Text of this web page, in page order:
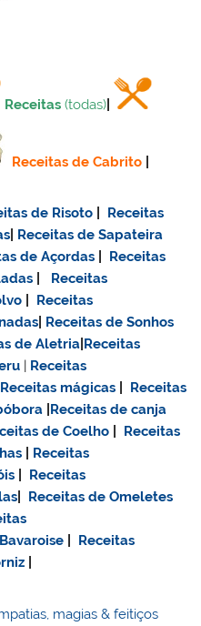
Receitas (todas)
Receitas de Cabrito
de Risoto
Receitas
Receitas de Sapateira
de Açordas
Receitas
Receitas
Receitas
Receitas de Sonhos
de Aletria Receitas
Receitas
Receitas mágicas
Receitas
Receitas de canja
de Coelho
Receitas
Receitas
Receitas
Receitas de Omeletes
Receitas
magias & feitiços